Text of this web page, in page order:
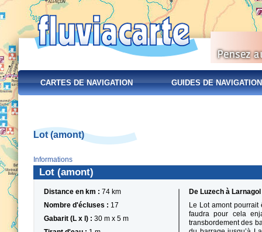
CARTES DE NAVIGATION GUIDES DE NAVIGATION
Lot (amont)
Informations
Lot (amont)
Distance en km : 74 km
Nombre d'écluses : 17
Gabarit (L x l) : 30 m x 5 m
De Luzech à Larnagol
Le Lot amont
faudra pour cela
transbordement des